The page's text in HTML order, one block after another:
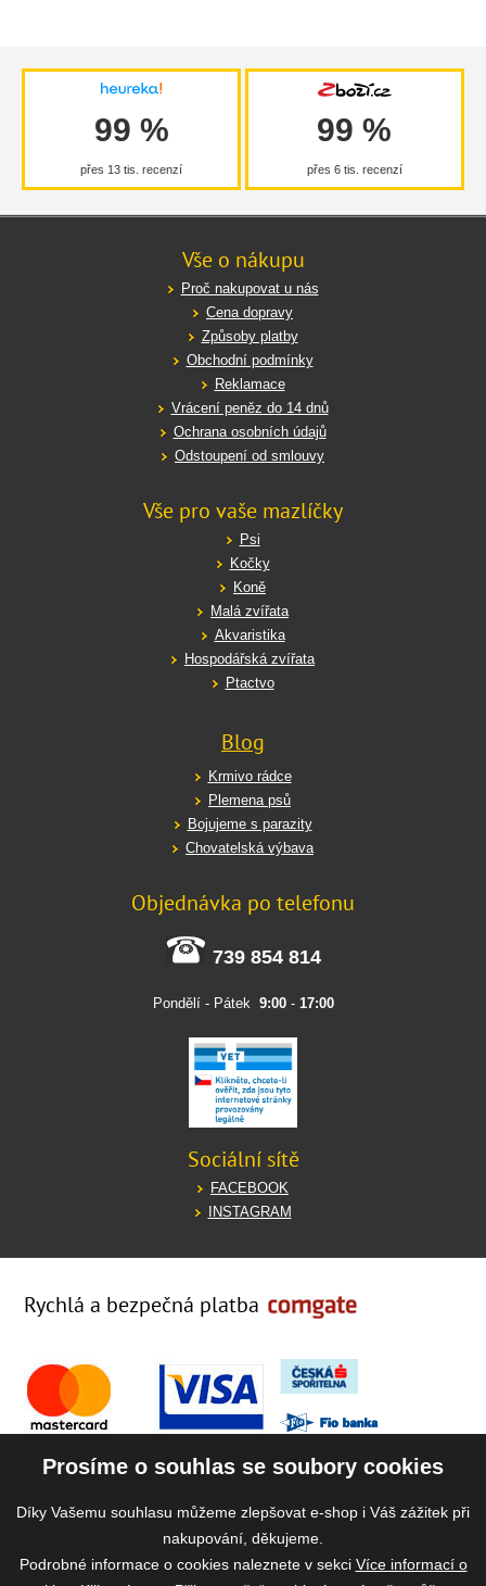
99 %
přes 13 tis. recenzí
99 %
přes 6 tis. recenzí
Vše o nákupu
Proč nakupovat u nás
Cena dopravy
Způsoby platby
Obchodní podmínky
Reklamace
Vrácení peněz do 14 dnů
Ochrana osobních údajů
Odstoupení od smlouvy
Vše pro vaše mazlíčky
Psi
Kočky
Koně
Malá zvířata
Akvaristika
Hospodářská zvířata
Ptactvo
Blog
Krmivo rádce
Plemena psů
Bojujeme s parazity
Chovatelská výbava
Objednávka po telefonu
739 854 814
Pondělí - Pátek 9:00- 17:00
Sociální sítě
FACEBOOK
INSTAGRAM
Rychlá a bezpečná platba
Prosíme o souhlas se soubory cookies
Díky Vašemu souhlasu můžeme zlepšovat e-shop i Váš zážitek při
nakupování, děkujeme.
Podrobné informace o cookies naleznete v sekci Více informací o